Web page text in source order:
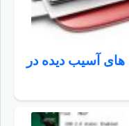
های آسیب دیده در